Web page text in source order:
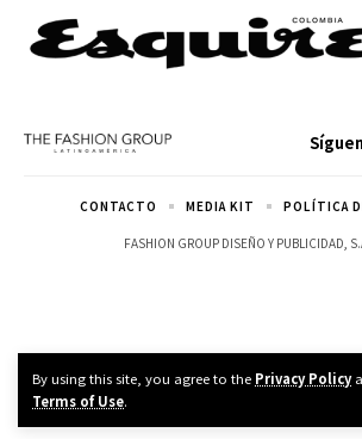
By using this site, you agree to the Privacy Policy
Terms of Use.
FASHION GROUP DISEÑO Y PUBLICIDAD,
CONTACTO MEDIA KIT POLÍTICA